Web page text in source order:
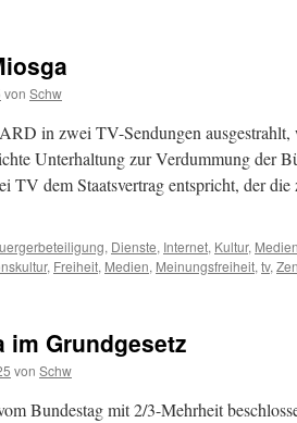
von Schw
in zwei TV-Sendungen ausgestrahlt,
Unterhaltung zur Verdummung der
TV dem Staatsvertrag entspricht, der
, Dienste, Internet, Kultur, Medien
, Freiheit, Medien, Meinungsfreiheit, tv,
im Grundgesetz
von Schw
Bundestag mit 2/3-Mehrheit